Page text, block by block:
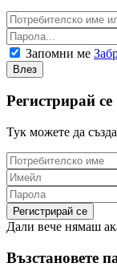
Запомни ме
Регистрирай се
Тук можете да
Дали вече нямаш
Възстановете